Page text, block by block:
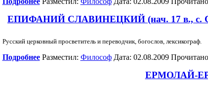
ЕПИФАНИЙ СЛАВИНЕЦКИЙ (нач. 17 в., с.
Русский церковный просветитель и переводчик, богослов, лексикограф.
ПодробнееРазместил: ФилософДата: 02.08.2009
ЕРМОЛАЙ-